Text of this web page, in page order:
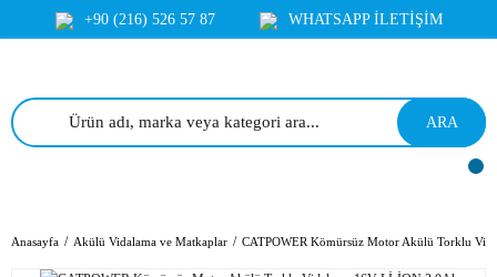
+90 (216) 526 57 87 WHATSAPP İLETİŞİM
ARA
Anasayfa Akülü Vidalama ve Matkaplar CATPOWER Kömürsüz Motor Akülü Torklu